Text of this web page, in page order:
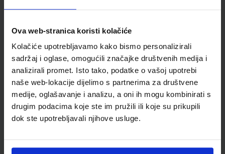
Ova web-stranica koristi kolačiće
Kolačiće upotrebljavamo kako bismo personalizirali
sadržaj i oglase, omogućili značajke društvenih medija i
analizirali promet. Isto tako, podatke o vašoj upotrebi
naše web-lokacije dijelimo s partnerima za društvene
medije, oglašavanje i analizu, a oni ih mogu kombinirati s
drugim podacima koje ste im pružili ili koje su prikupili
dok ste upotrebljavali njihove usluge.
dodatnim digitalnim sadržajima
Autor(i): Danijel Orešić Ružica Vuk Igor Tišma Alenka Bujan
Nakladnik:ŠKOLSKA KNJIGA d.d.
Registarski broj ministarstva:
7625-DOM
SKU:569509 CIJENA:13,60 €
ŠIFRA OMOTA:500175